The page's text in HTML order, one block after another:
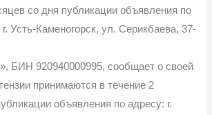
со дня публикации объявления по
Усть-Каменогорск, ул. Серикбаева, 37-
БИН 920940000995, сообщает о своей
принимаются в течение 2
объявления по адресу: г.